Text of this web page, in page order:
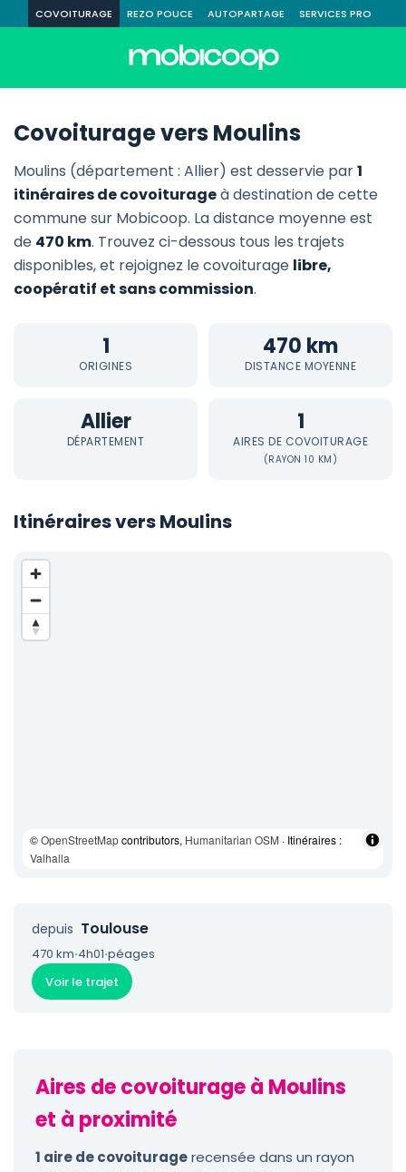
COVOITURAGE REZO POUCE AUTOPARTAGE SERVICES PRO
Covoiturage vers Moulins
Moulins (département : Allier) est desservie par1
itinéraires de covoiturageà destination de cette
commune sur Mobicoop. La distance moyenne est
de 470 km. Trouvez ci-dessous tous les trajets
disponibles, et rejoignez le covoiturage libre,
coopératif et sans commission.
1
ORIGINES
470 km
DISTANCE MOYENNE
Allier
DÉPARTEMENT
1
AIRES DE COVOITURAGE
(RAYON 10 KM)
Itinéraires vers Moulins
©OpenStreetMapcontributors, Humanitarian OSM · Itinéraires :
Valhalla
depuis Toulouse
470 km·4h01·péages
Voir le trajet
Aires de covoiturage à Moulins
et à proximité
1 aire de covoituragerecensée dans un rayon